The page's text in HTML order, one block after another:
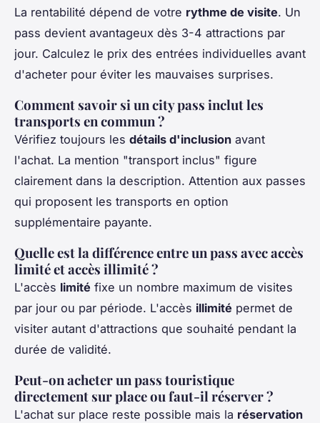
La rentabilité dépend de votre rythme de visite. Un
pass devient avantageux dès 3-4 attractions par
jour. Calculez le prix des entrées individuelles avant
d'acheter pour éviter les mauvaises surprises.
Comment savoir si un city pass inclut les
transports en commun ?
Vérifiez toujours les détails d'inclusion avant
l'achat. La mention "transport inclus" figure
clairement dans la description. Attention aux passes
qui proposent les transports en option
supplémentaire payante.
Quelle est la différence entre un pass avec accès
limité et accès illimité ?
L'accès limité fixe un nombre maximum de visites
par jour ou par période. L'accès illimité permet de
visiter autant d'attractions que souhaité pendant la
durée de validité.
Peut-on acheter un pass touristique
directement sur place ou faut-il réserver ?
L'achat sur place reste possible mais la réservation